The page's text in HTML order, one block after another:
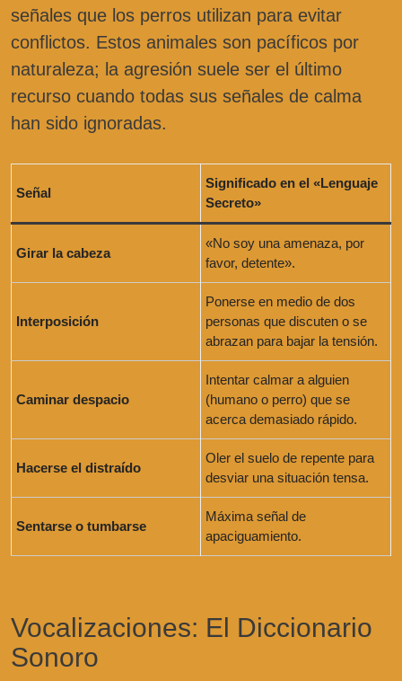
señales que los perros utilizan para evitar
conflictos. Estos animales son pacíficos por
naturaleza; la agresión suele ser el último
recurso cuando todas sus señales de calma
han sido ignoradas.
Señal
Significado en el «Lenguaje
Secreto»
Girar la cabeza
«No soy una amenaza, por
favor, detente».
Interposición
Ponerse en medio de dos
personas que discuten o se
abrazan para bajar la tensión.
Caminar despacio
Intentar calmar a alguien
(humano o perro) que se
acerca demasiado rápido.
Hacerse el distraído
Oler el suelo de repente para
desviar una situación tensa.
Sentarse o tumbarse
Máxima señal de
apaciguamiento.
Vocalizaciones: El Diccionario
Sonoro